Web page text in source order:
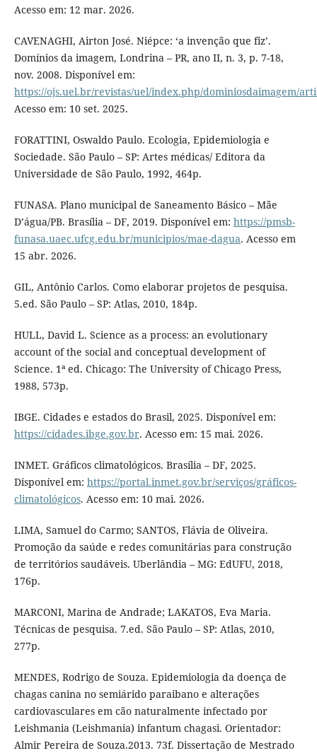
Acesso em: 12 mar. 2026.
CAVENAGHI, Airton José. Niépce: ‘a invenção que fiz’.
Domínios da imagem, Londrina – PR, ano II, n. 3, p. 7-18,
nov. 2008. Disponível em:
https://ojs.uel.br/revistas/uel/index.php/dominiosdaimagem/
Acesso em: 10 set. 2025.
FORATTINI, Oswaldo Paulo. Ecologia, Epidemiologia e
Sociedade. São Paulo – SP: Artes médicas/ Editora da
Universidade de São Paulo, 1992, 464p.
FUNASA. Plano municipal de Saneamento Básico – Mãe
D’água/PB. Brasília – DF, 2019. Disponível em: https://pmsb-
funasa.uaec.ufcg.edu.br/municipios/mae-dagua. Acesso em
15 abr. 2026.
GIL, Antônio Carlos. Como elaborar projetos de pesquisa.
5.ed. São Paulo – SP: Atlas, 2010, 184p.
HULL, David L. Science as a process: an evolutionary
account of the social and conceptual development of
Science. 1ª ed. Chicago: The University of Chicago Press,
1988, 573p.
IBGE. Cidades e estados do Brasil, 2025. Disponível em:
https://cidades.ibge.gov.br. Acesso em: 15 mai. 2026.
INMET. Gráficos climatológicos. Brasília – DF, 2025.
Disponível em: https://portal.inmet.gov.br/serviços/gráficos-
climatológicos. Acesso em: 10 mai. 2026.
LIMA, Samuel do Carmo; SANTOS, Flávia de Oliveira.
Promoção da saúde e redes comunitárias para construção
de territórios saudáveis. Uberlândia – MG: EdUFU, 2018,
176p.
MARCONI, Marina de Andrade; LAKATOS, Eva Maria.
Técnicas de pesquisa. 7.ed. São Paulo – SP: Atlas, 2010,
277p.
MENDES, Rodrigo de Souza. Epidemiologia da doença de
chagas canina no semiárido paraibano e alterações
cardiovasculares em cão naturalmente infectado por
Leishmania (Leishmania) infantum chagasi. Orientador:
Almir Pereira de Souza.2013. 73f. Dissertação de Mestrado